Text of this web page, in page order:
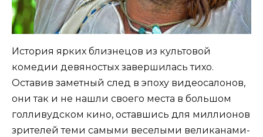
История ярких близнецов из культовой
комедии девяностых завершилась тихо.
Оставив заметный след в эпоху видеосалонов,
они так и не нашли своего места в большом
голливудском кино, оставшись для миллионов
зрителей теми самыми веселыми великанами-